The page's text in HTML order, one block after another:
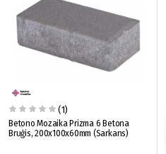
(1)
Betono Mozaika Prizma 6 Betona
Bruģis, 200x100x60mm (Sarkans)